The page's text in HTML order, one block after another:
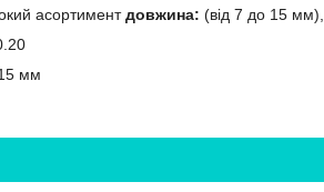
асортиментдовжина: (від 7 до 15 мм),
мм